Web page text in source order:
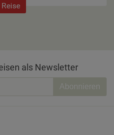
als Newsletter
Abonnieren